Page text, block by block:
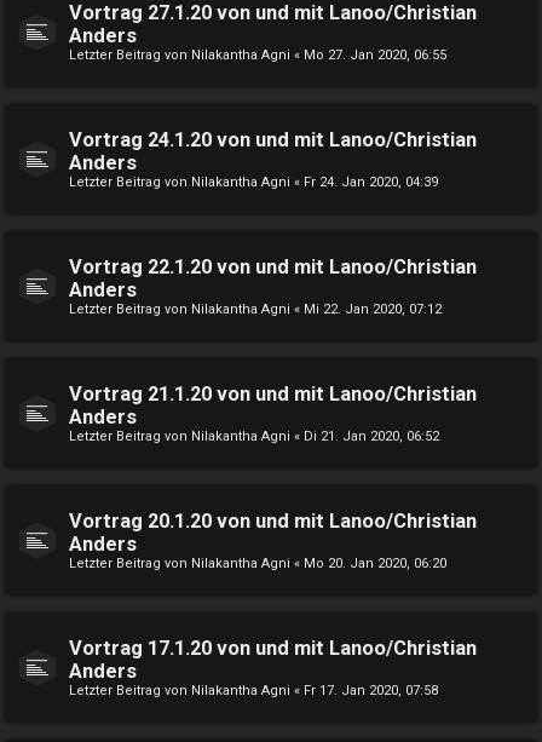
Vortrag 27.1.20 von und mit Lanoo/Christian
Anders
Letzter Beitrag von Nilakantha Agni « Mo 27. Jan 2020, 06:55
Vortrag 24.1.20 von und mit Lanoo/Christian
Anders
Letzter Beitrag von Nilakantha Agni « Fr 24. Jan 2020, 04:39
Vortrag 22.1.20 von und mit Lanoo/Christian
Anders
Letzter Beitrag von Nilakantha Agni « Mi 22. Jan 2020, 07:12
Vortrag 21.1.20 von und mit Lanoo/Christian
Anders
Letzter Beitrag von Nilakantha Agni « Di 21. Jan 2020, 06:52
Vortrag 20.1.20 von und mit Lanoo/Christian
Anders
Letzter Beitrag von Nilakantha Agni « Mo 20. Jan 2020, 06:20
Vortrag 17.1.20 von und mit Lanoo/Christian
Anders
Letzter Beitrag von Nilakantha Agni « Fr 17. Jan 2020, 07:58